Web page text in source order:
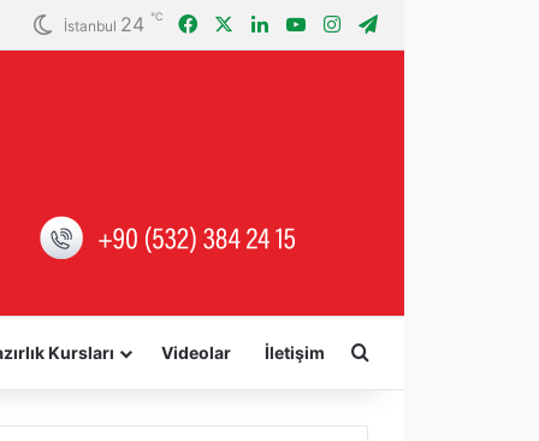
İstanbul 24 ℃ FacebookLinkedInYouTubeInstagram
Kursları Videolar İletişim